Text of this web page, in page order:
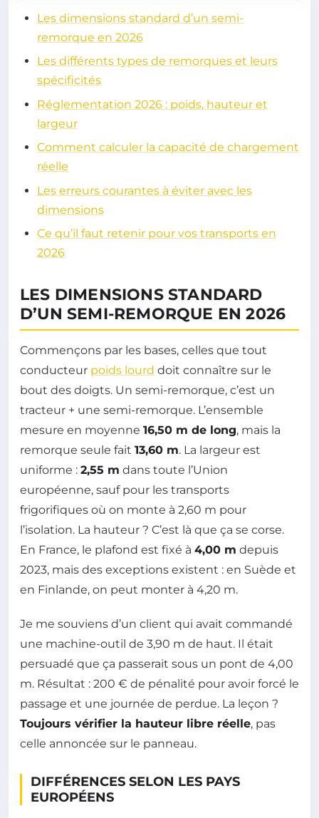
Les dimensions standard d’un semi-
remorque en 2026
Les différents types de remorques et leurs
spécificités
Réglementation 2026 : poids, hauteur et
largeur
Comment calculer la capacité de chargement
réelle
Les erreurs courantes à éviter avec les
dimensions
Ce qu’il faut retenir pour vos transports en
2026
LES DIMENSIONS STANDARD
D’UN SEMI-REMORQUE EN 2026
Commençons par les bases, celles que tout
conducteur poids lourd doit connaître sur le
bout des doigts. Un semi-remorque, c’est un
tracteur + une semi-remorque. L’ensemble
mesure en moyenne 16,50 m de long, mais la
remorque seule fait 13,60 m. La largeur est
uniforme : 2,55 m dans toute l’Union
européenne, sauf pour les transports
frigorifiques où on monte à 2,60 m pour
l’isolation. La hauteur ? C’est là que ça se corse.
En France, le plafond est fixé à 4,00 m depuis
2023, mais des exceptions existent : en Suède et
en Finlande, on peut monter à 4,20 m.
Je me souviens d’un client qui avait commandé
une machine-outil de 3,90 m de haut. Il était
persuadé que ça passerait sous un pont de 4,00
m. Résultat : 200 € de pénalité pour avoir forcé le
passage et une journée de perdue. La leçon ?
Toujours vérifier la hauteur libre réelle, pas
celle annoncée sur le panneau.
DIFFÉRENCES SELON LES PAYS
EUROPÉENS